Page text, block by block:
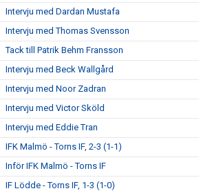
Intervju med Dardan Mustafa
Intervju med Thomas Svensson
Tack till Patrik Behm Fransson
Intervju med Beck Wallgård
Intervju med Noor Zadran
Intervju med Victor Sköld
Intervju med Eddie Tran
IFK Malmö - Torns IF, 2-3 (1-1)
Inför IFK Malmö - Torns IF
IF Lödde - Torns IF, 1-3 (1-0)